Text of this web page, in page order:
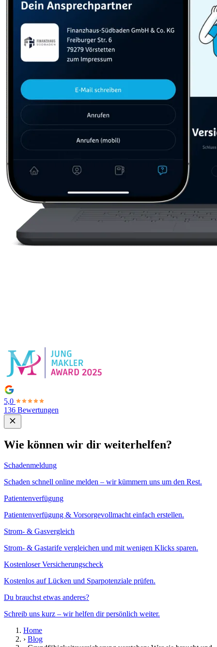
5,0
136 Bewertungen
Wie können wir dir weiterhelfen?
Schadenmeldung
Schaden schnell online melden – wir kümmern uns um den Rest.
Patientenverfügung
Patientenverfügung & Vorsorgevollmacht einfach erstellen.
Strom- & Gasvergleich
Strom- & Gastarife vergleichen und mit wenigen Klicks sparen.
Kostenloser Versicherungscheck
Kostenlos auf Lücken und Sparpotenziale prüfen.
Du brauchst etwas anderes?
Schreib uns kurz – wir helfen dir persönlich weiter.
Home
› Blog